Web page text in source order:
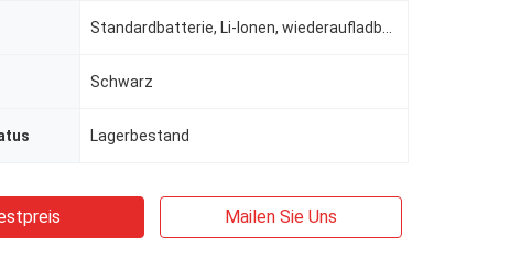
Schwarz
Lagerbestand
Mailen Sie Uns